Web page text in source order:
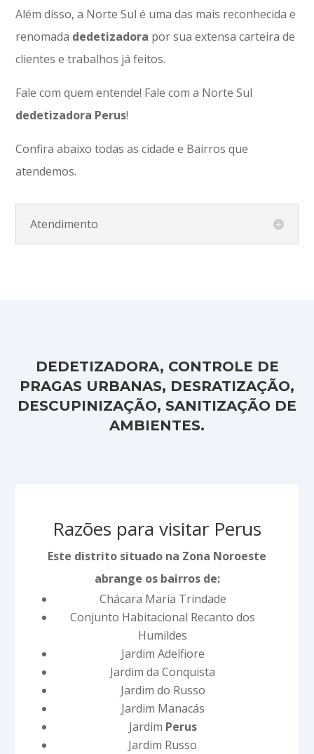
Além disso, a Norte Sul é uma das mais reconhecida e
renomada dedetizadora por sua extensa carteira de
clientes e trabalhos já feitos.
Fale com quem entende! Fale com a Norte Sul
dedetizadora Perus!
Confira abaixo todas as cidade e Bairros que
atendemos.
Atendimento
DEDETIZADORA, CONTROLE DE
PRAGAS URBANAS, DESRATIZAÇÃO,
DESCUPINIZAÇÃO, SANITIZAÇÃO DE
AMBIENTES.
Razões para visitar Perus
Este distrito situado na Zona Noroeste
abrange os bairros de:
Chácara Maria Trindade
Conjunto Habitacional Recanto dos
Humildes
Jardim Adelfiore
Jardim da Conquista
Jardim do Russo
Jardim Manacás
Jardim Perus
Jardim Russo